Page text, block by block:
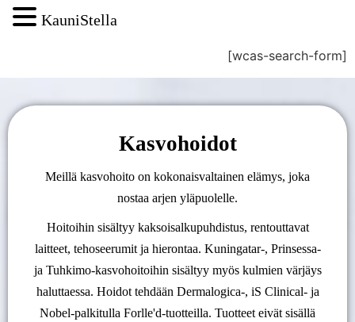
[wcas-search-form]
Kasvohoidot
Meillä kasvohoito on kokonaisvaltainen elämys, joka
nostaa arjen yläpuolelle.
Hoitoihin sisältyy kaksoisalkupuhdistus, rentouttavat
laitteet, tehoseerumit ja hierontaa. Kuningatar-, Prinsessa-
ja Tuhkimo-kasvohoitoihin sisältyy myös kulmien värjäys
haluttaessa. Hoidot tehdään Dermalogica-, iS Clinical- ja
Nobel-palkitulla Forlle'd-tuotteilla. Tuotteet eivät sisällä
KauniStella